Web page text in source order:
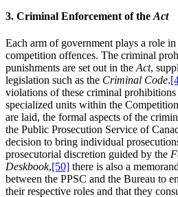
3. Criminal Enforcement of the Act
Each arm of government plays a role
competition offences. The criminal
punishments are set out in the Act,
legislation such as the Criminal Code.
violations of these criminal prohibitions
specialized units within the
are laid, the formal aspects of the
the Public Prosecution Service of
decision to bring individual
prosecutorial discretion guided by the
Deskbook,[50] there is also a
between the PPSC and the Bureau to
their respective roles and that they